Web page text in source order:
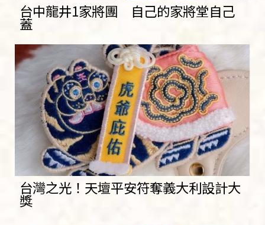
台中龍井1家將團 自己的家將堂自己
蓋
台灣之光！天壇平安符奪義大利設計大
獎